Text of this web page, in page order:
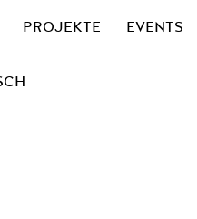
PROJEKTE EVENTS